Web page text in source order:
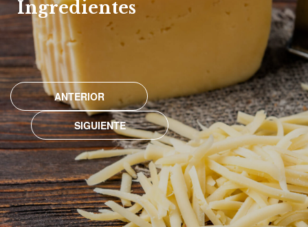
Ingredientes
ANTERIOR
SIGUIENTE